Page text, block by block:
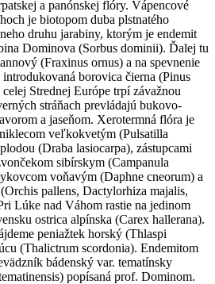
a panónskej flóry. Vápencové
je biotopom duba plstnatého
druhu jarabiny, ktorým je endemit
Dominova (Sorbus dominii). Ďalej tu
(Fraxinus ornus) a na spevnenie
borovica čierna (Pinus
Strednej Európe trpí závažnou
stráňach prevládajú bukovo-
a jaseňom. Xerotermná flóra je
veľkokvetým (Pulsatilla
(Draba lasiocarpa), zástupcami
sibírskym (Campanula
voňavým (Daphne cneorum) a
pallens, Dactylorhiza majalis,
Lúke nad Váhom rastie na jedinom
ostrica alpínska (Carex hallerana).
peniažtek horský (Thlaspi
(Thalictrum scordonia). Endemitom
bádenský var. tematínsky
popísaná prof. Dominom.